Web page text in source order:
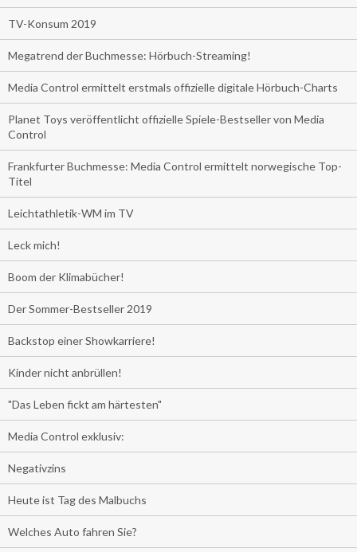
TV-Konsum 2019
Megatrend der Buchmesse: Hörbuch-Streaming!
Media Control ermittelt erstmals offizielle digitale Hörbuch-Charts
Planet Toys veröffentlicht offizielle Spiele-Bestseller von Media
Control
Frankfurter Buchmesse: Media Control ermittelt norwegische Top-
Titel
Leichtathletik-WM im TV
Leck mich!
Boom der Klimabücher!
Der Sommer-Bestseller 2019
Backstop einer Showkarriere!
Kinder nicht anbrüllen!
"Das Leben fickt am härtesten"
Media Control exklusiv:
Negativzins
Heute ist Tag des Malbuchs
Welches Auto fahren Sie?